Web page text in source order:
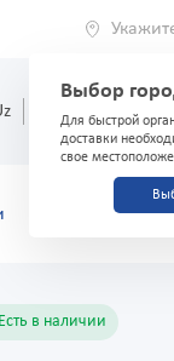
Выбор
Для быстрой
доставки
свое
(71) 200-03-03
Есть в наличии